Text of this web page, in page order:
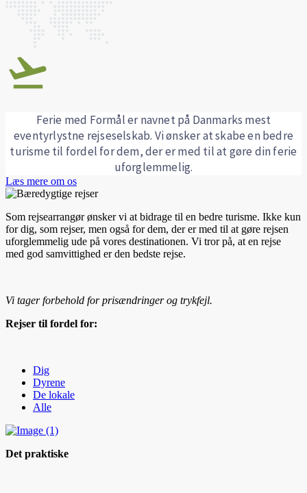
Ferie med Formål er navnet på Danmarks mest
eventyrlystne rejseselskab. Vi ønsker at skabe en bedre
turisme til fordel for dem, der er med til at gøre din ferie
uforglemmelig.
Læs mere om os
Som rejsearrangør ønsker vi at bidrage til en bedre turisme. Ikke kun
for dig, som rejser, men også for dem, der er med til at gøre rejsen
uforglemmelig ude på vores destinationen. Vi tror på, at en rejse
med god samvittighed er den bedste rejse.
Vi tager forbehold for prisændringer og trykfejl.
Rejser til fordel for:
Dig
Dyrene
De lokale
Alle
Det praktiske